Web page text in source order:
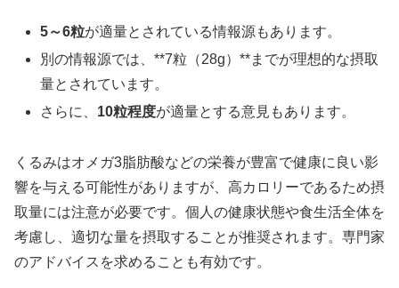
5～6粒が適量とされている情報源もあります。
別の情報源では、**7粒（28g）**までが理想的な摂取
量とされています。
さらに、 10粒程度が適量とする意見もあります。
くるみはオメガ3脂肪酸などの栄養が豊富で健康に良い影
響を与える可能性がありますが、高カロリーであるため摂
取量には注意が必要です。個人の健康状態や食生活全体を
考慮し、適切な量を摂取することが推奨されます。専門家
のアドバイスを求めることも有効です。